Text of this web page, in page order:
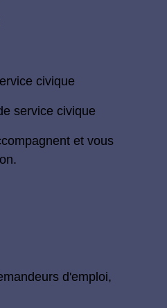
civique
service civique
et vous
d'emploi,